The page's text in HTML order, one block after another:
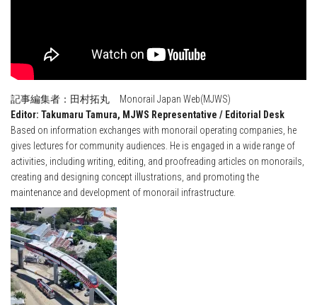
記事編集者：田村拓丸 Monorail Japan Web(MJWS)
Editor: Takumaru Tamura, MJWS Representative / Editorial Desk
Based on information exchanges with monorail operating companies, he
gives lectures for community audiences. He is engaged in a wide range of
activities, including writing, editing, and proofreading articles on monorails,
creating and designing concept illustrations, and promoting the
maintenance and development of monorail infrastructure.